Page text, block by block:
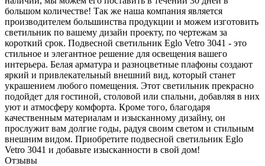
большом количестве! Так же наша компания является
производителем большинства продукции и можем изготовить
светильник по вашему дизайн проекту, по чертежам за
короткий срок. Подвесной светильник Eglo Vetro 3041 - это
стильное и элегантное решение для освещения вашего
интерьера. Белая арматура и разноцветные плафоны создают
яркий и привлекательный внешний вид, который станет
украшением любого помещения. Этот светильник прекрасно
подойдет для гостиной, столовой или спальни, добавляя в них
уют и атмосферу комфорта. Кроме того, благодаря
качественным материалам и изысканному дизайну, он
прослужит вам долгие годы, радуя своим светом и стильным
внешним видом. Приобретите подвесной светильник Eglo
Vetro 3041 и добавьте изысканности в свой дом!
Отзывы